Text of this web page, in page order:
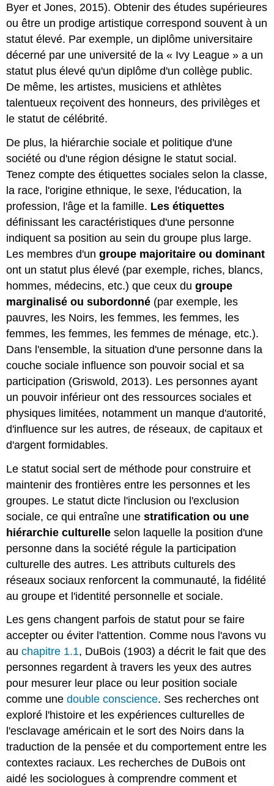
Byer et Jones, 2015). Obtenir des études supérieures
ou être un prodige artistique correspond souvent à un
statut élevé. Par exemple, un diplôme universitaire
décerné par une université de la « Ivy League » a un
statut plus élevé qu'un diplôme d'un collège public.
De même, les artistes, musiciens et athlètes
talentueux reçoivent des honneurs, des privilèges et
le statut de célébrité.
De plus, la hiérarchie sociale et politique d'une
société ou d'une région désigne le statut social.
Tenez compte des étiquettes sociales selon la classe,
la race, l'origine ethnique, le sexe, l'éducation, la
profession, l'âge et la famille. Les étiquettes
définissant les caractéristiques d'une personne
indiquent sa position au sein du groupe plus large.
Les membres d'ungroupe majoritaire ou dominant
ont un statut plus élevé (par exemple, riches, blancs,
hommes, médecins, etc.) que ceux dugroupe
marginalisé ou subordonné (par exemple, les
pauvres, les Noirs, les femmes, les femmes, les
femmes, les femmes, les femmes de ménage, etc.).
Dans l'ensemble, la situation d'une personne dans la
couche sociale influence son pouvoir social et sa
participation (Griswold, 2013). Les personnes ayant
un pouvoir inférieur ont des ressources sociales et
physiques limitées, notamment un manque d'autorité,
d'influence sur les autres, de réseaux, de capitaux et
d'argent formidables.
Le statut social sert de méthode pour construire et
maintenir des frontières entre les personnes et les
groupes. Le statut dicte l'inclusion ou l'exclusion
sociale, ce qui entraîne unestratification ou une
hiérarchie culturelle selon laquelle la position d'une
personne dans la société régule la participation
culturelle des autres. Les attributs culturels des
réseaux sociaux renforcent la communauté, la fidélité
au groupe et l'identité personnelle et sociale.
Les gens changent parfois de statut pour se faire
accepter ou éviter l'attention. Comme nous l'avons vu
auchapitre 1.1, DuBois (1903) a décrit le fait que des
personnes regardent à travers les yeux des autres
pour mesurer leur place ou leur position sociale
comme unedouble conscience. Ses recherches ont
exploré l'histoire et les expériences culturelles de
l'esclavage américain et le sort des Noirs dans la
traduction de la pensée et du comportement entre les
contextes raciaux. Les recherches de DuBois ont
aidé les sociologues à comprendre comment et